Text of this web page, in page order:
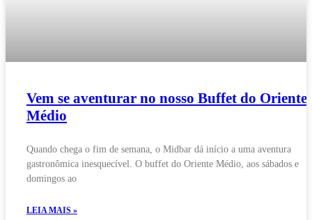
Vem se aventurar no nosso Buffet do Oriente
Médio
Quando chega o fim de semana, o Midbar dá início a uma aventura
gastronômica inesquecível. O buffet do Oriente Médio, aos sábados e
domingos ao
LEIA MAIS »